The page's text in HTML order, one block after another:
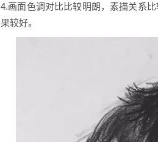
4.画面色调对比比较明朗，素描关系
果较好。